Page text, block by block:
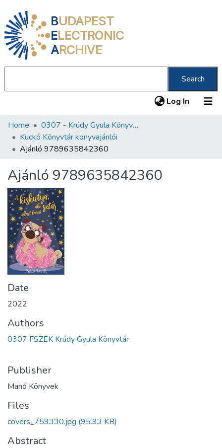
BUDAPEST
ELECTRONIC
ARCHIVE
Search
Log In (current)
Communities & Collections
All of DSpace
About us
Home
0307 - Krúdy Gyula Könyvtár
Kuckó Könyvtár könyvajánlói
Ajánló 9789635842360
Ajánló 9789635842360
Date
2022
Authors
0307 FSZEK Krúdy Gyula Könyvtár
Publisher
Manó Könyvek
Files
covers_759330.jpg (95.93 KB)
Abstract